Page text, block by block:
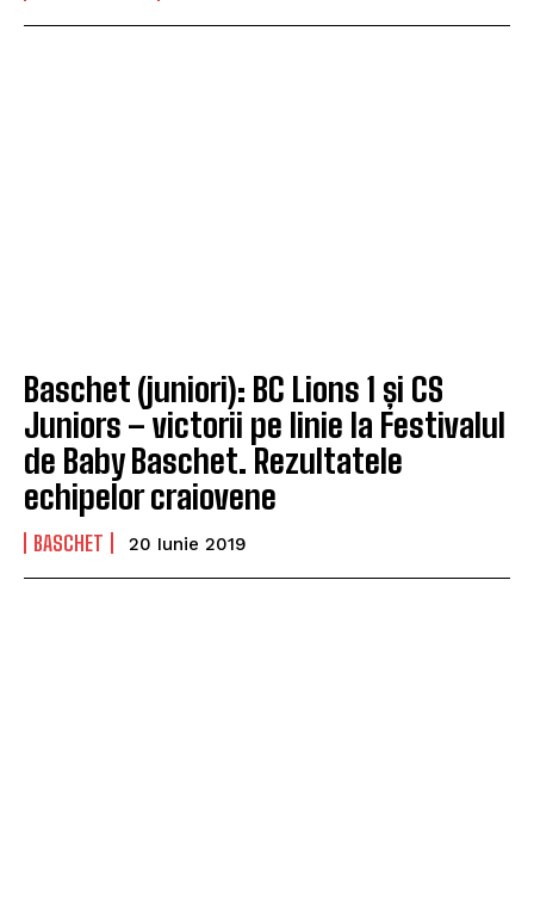
Baschet (juniori): BC Lions 1 și CS
Juniors – victorii pe linie la Festivalul
de Baby Baschet. Rezultatele
echipelor craiovene
BASCHET 20 Iunie 2019